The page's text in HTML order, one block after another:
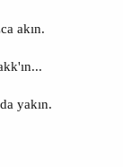
akın.
yakın.